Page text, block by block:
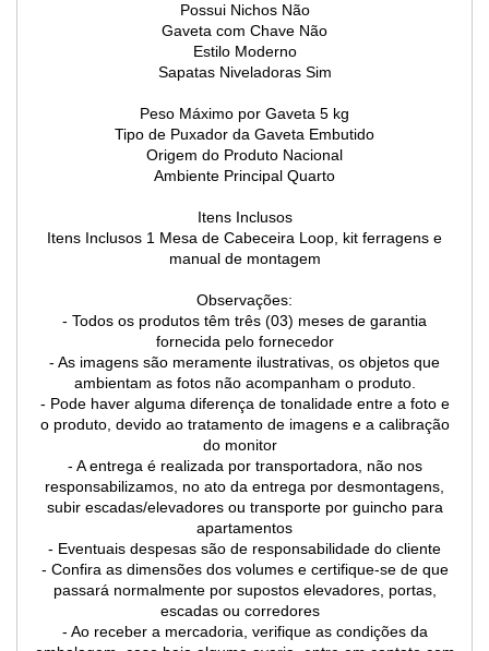
Possui Nichos Não
Gaveta com Chave Não
Estilo Moderno
Sapatas Niveladoras Sim
Peso Máximo por Gaveta 5 kg
Tipo de Puxador da Gaveta Embutido
Origem do Produto Nacional
Ambiente Principal Quarto
Itens Inclusos
Itens Inclusos 1 Mesa de Cabeceira Loop, kit ferragens e
manual de montagem
Observações:
- Todos os produtos têm três (03) meses de garantia
fornecida pelo fornecedor
- As imagens são meramente ilustrativas, os objetos que
ambientam as fotos não acompanham o produto.
- Pode haver alguma diferença de tonalidade entre a foto e
o produto, devido ao tratamento de imagens e a calibração
do monitor
- A entrega é realizada por transportadora, não nos
responsabilizamos, no ato da entrega por desmontagens,
subir escadas/elevadores ou transporte por guincho para
apartamentos
- Eventuais despesas são de responsabilidade do cliente
- Confira as dimensões dos volumes e certifique-se de que
passará normalmente por supostos elevadores, portas,
escadas ou corredores
- Ao receber a mercadoria, verifique as condições da